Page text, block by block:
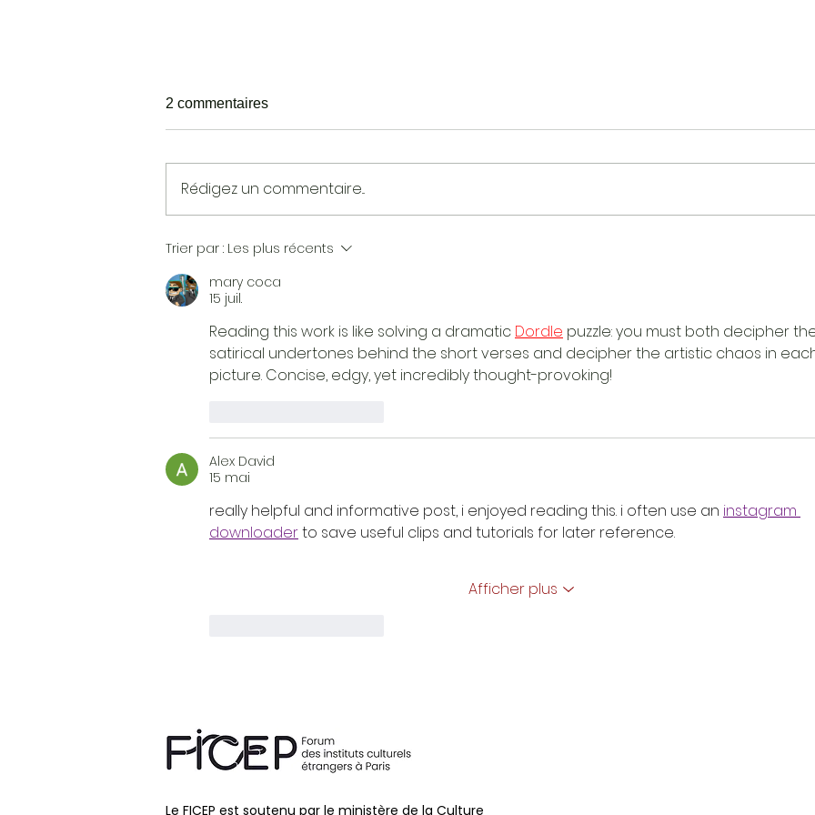
Une personne sensible
2 commentaires
Rédigez un commentaire...
Trier par : Les plus récents
mary coca
15 juil.
Reading this work is like solving a dramatic Dordle puzzle: you must both decipher
satirical undertones behind the short verses and decipher the artistic chaos in
picture. Concise, edgy, yet incredibly thought-provoking!
Alex David
15 mai
really helpful and informative post, i enjoyed reading this. i often use an instagram
downloader to save useful clips and tutorials for later reference.
Afficher plus
Le FICEP est soutenu par le ministère de la Culture